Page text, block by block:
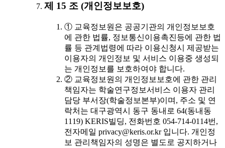
제 15 조 (개인정보보호)
① 교육정보원은 공공기관의 개인정보보호
에 관한 법률, 정보통신이용촉진등에 관한 법
률 등 관계법령에 따라 이용신청시 제공받는
이용자의 개인정보 및 서비스 이용중 생성되
는 개인정보를 보호하여야 합니다.
② 교육정보원의 개인정보보호에 관한 관리
책임자는 학술연구정보서비스 이용자 관리
담당 부서장(학술정보본부)이며, 주소 및 연
락처는 대구광역시 동구 동내로 64(동내동
1119) KERIS빌딩, 전화번호 054-714-0114번,
전자메일 privacy@keris.or.kr 입니다. 개인정
보 관리책임자의 성명은 별도로 공지하거나